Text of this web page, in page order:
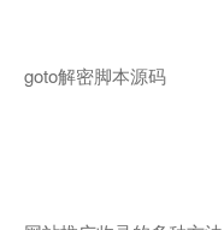
goto解密脚本源码